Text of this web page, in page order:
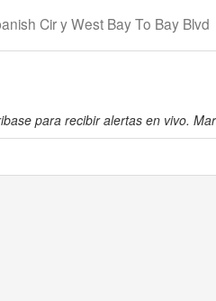
Cir y West Bay To Bay Blvd
para recibir alertas en vivo.